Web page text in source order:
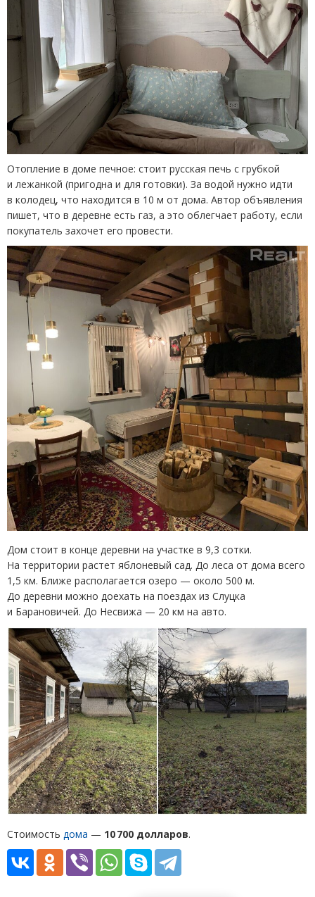
Отопление в доме печное: стоит русская печь с грубкой
и лежанкой (пригодна и для готовки). За водой нужно идти
в колодец, что находится в 10 м от дома. Автор объявления
пишет, что в деревне есть газ, а это облегчает работу, если
покупатель захочет его провести.
Дом стоит в конце деревни на участке в 9,3 сотки.
На территории растет яблоневый сад. До леса от дома всего
1,5 км. Ближе располагается озеро — около 500 м.
До деревни можно доехать на поездах из Слуцка
и Барановичей. До Несвижа — 20 км на авто.
Стоимость дома — 10 700 долларов.